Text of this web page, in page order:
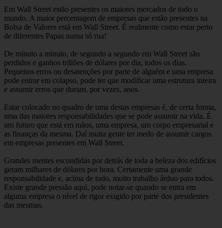
Em Wall Street estão presentes os maiores mercados de todo o
mundo. A maior percentagem de empresas que estão presentes na
Bolsa de Valores está em Wall Street. É realmente como estar perto
de diferentes Papas numa só rua!
De minuto a minuto, de segundo a segundo em Wall Street são
perdidos e ganhos triliões de dólares por dia, todos os dias.
Pequenos erros ou desatenções por parte de alguém e uma empresa
pode entrar em colapso, pode ter que modificar uma estrutura inteira
e assumir erros que duram, por vezes, anos.
Estar colocado no quadro de uma destas empresas é, de certa forma,
uma das maiores responsabilidades que se pode assumir na vida. É
um futuro que está em mãos, uma empresa, um corpo empresarial e
as finanças da mesma. Daí muita gente ter medo de assumir cargos
em empresas presentes em Wall Street.
Grandes mentes escondidas por detrás de toda a beleza dos edifícios
geram milhares de dólares por hora. Certamente uma grande
responsabilidade e, acima de tudo, muito trabalho árduo para todos.
Existe grande pressão aqui, pode notar-se quando se entra em
alguma empresa o nível de rigor exigido por parte dos presidentes
das mesmas.